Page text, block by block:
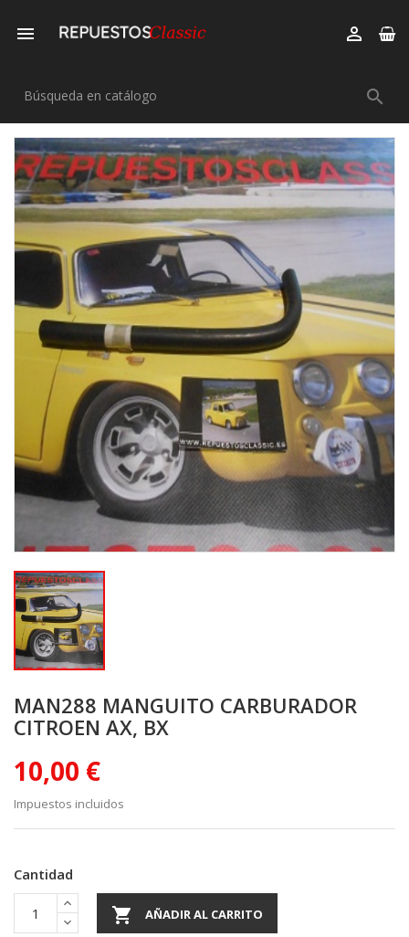
 

MAN288 MANGUITO CARBURADOR
CITROEN AX, BX
10,00 €
Impuestos incluidos
Cantidad
 AÑADIR AL CARRITO